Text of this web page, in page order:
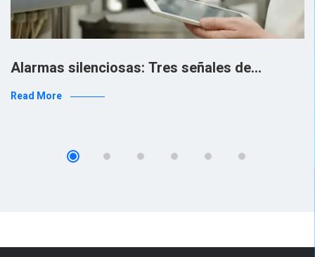
Alarmas silenciosas: Tres señales de…
Read More